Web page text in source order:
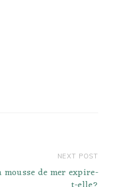
NEXT POST
mousse de mer expire-